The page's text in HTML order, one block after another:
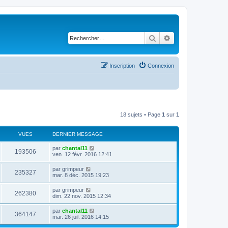
Rechercher
Connexion
Inscription
18 sujets • Page 1 sur 1
VUES DERNIER MESSAGE
193506
u
D
e
i
e
r
m
e
s
s
a
g
e
par chantal11
ven. 12 févr. 2016 12:41
235327
u
D
e
i
e
r
m
e
s
par grimpeur
mar. 8 déc. 2015 19:23
262380V
u
D
e
i
e
r
par grimpeur
dim. 22 nov. 2015 12:34
364147
D
e
par chantal11
mar. 26 juil. 2016 14:15